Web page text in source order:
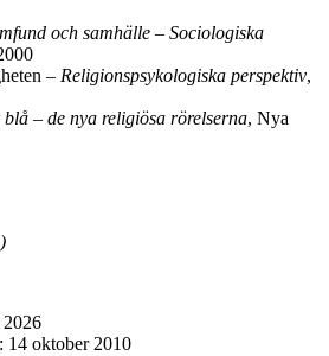
och samhälle – Sociologiska
– Religionspsykologiska perspektiv,
– de nya religiösa rörelserna, Nya
2026
14 oktober 2010